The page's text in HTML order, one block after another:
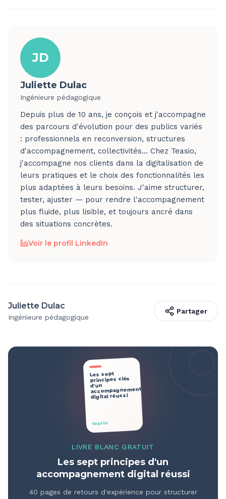
JD
Juliette Dulac
Ingénieure pédagogique
Depuis plus de 10 ans, je conçois et j'accompagne
des parcours d'évolution pour des publics variés
: professionnels en reconversion, structures
d'accompagnement, collectivités… Chez Teasio,
j'accompagne nos clients dans la digitalisation de
leurs pratiques et le choix des fonctionnalités les
plus adaptées à leurs besoins. J'aime structurer,
tester, ajuster — pour rendre l'accompagnement
plus fluide, plus lisible, et toujours ancré dans
des situations concrètes.
Voir le profil LinkedIn
Juliette Dulac
Ingénieure pédagogique
Partager
Les sept
principes clés
d'un
accompagnement
digital réussi
teasio
LIVRE BLANC GRATUIT
Les sept principes d'un
accompagnement digital réussi
40 pages de retours d'expérience pour structurer